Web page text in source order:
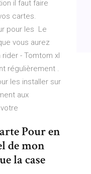
il faut faire
cartes.
pour les Le
vous aurez
- Tomtom xl
régulièrement .
les installer sur
aux
Pour en
de mon
la case